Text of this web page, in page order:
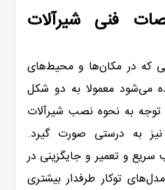
فنیشیرآلات
که در مکان‌ها و محیط‌های
می‌شود معمولا به دو شکل
توجه بهنحوه نصب شیرآلات
به درستی صورت گیرد.
سریع و تعمیر و جایگزینی در
توکار طرفدار بیشتری